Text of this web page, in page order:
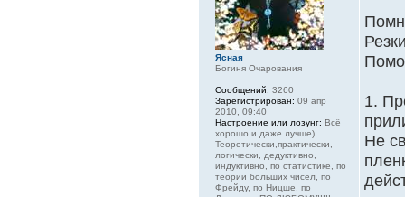
1.
Не
Ясная
Богиня Очарования
Сообщений: 3260
Зарегистрирован: 09 апр
2010, 09:40
Настроение или лозунг: Всё
хорошо и даже лучше)
Теоретически,практически,
логически, дедуктивно,
индуктивно, по статистике, по
теории больших чисел, по
Фрейду, по Ницше, по